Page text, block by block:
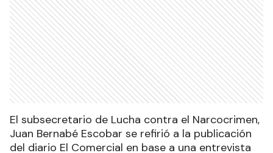
El subsecretario de Lucha contra el Narcocrimen,
Juan Bernabé Escobar se refirió a la publicación
del diario El Comercial en base a una entrevista